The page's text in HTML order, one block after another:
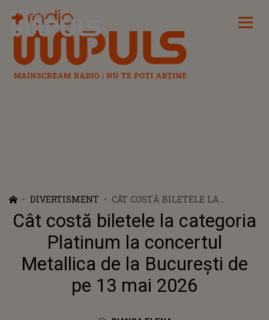
Radio Impuls
DIVERTISMENT
CÂT COSTĂ BILETELE LA
CATEGORIA PLATINUM LA
CONCERTUL METALLICA DE LA
BUCUREȘTI DE PE 13 MAI 2026
Cât costă biletele la categoria
Platinum la concertul
Metallica de la București de
pe 13 mai 2026